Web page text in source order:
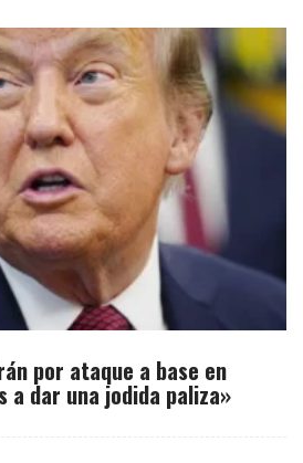
por ataque a base en
a dar una jodida paliza»